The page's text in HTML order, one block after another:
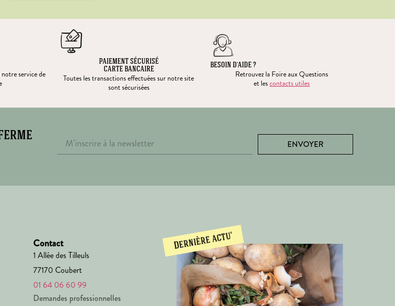
service de
PAIEMENT SÉCURISÉ
CARTE BANCAIRE
Toutes les transactions effectuées sur notre site
sont sécurisées
BESOIN D’AIDE ?
Retrouvez la Foire aux Questions
et lescontacts utiles
ENVOYER
Contact
1 Allée des Tilleuls
77170 Coubert
01 64 06 60 99
Demandes professionnelles
Dernière actu'